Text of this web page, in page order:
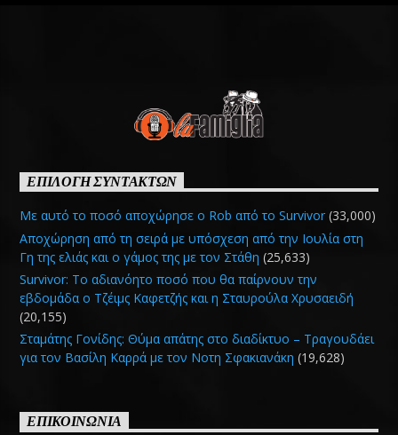
ΕΠΙΛΟΓΗ ΣΥΝΤΑΚΤΩΝ
Με αυτό το ποσό αποχώρησε ο Rob από το Survivor (33,000)
Αποχώρηση από τη σειρά με υπόσχεση από την Ιουλία στη
Γη της ελιάς και ο γάμος της με τον Στάθη (25,633)
Survivor: Το αδιανόητο ποσό που θα παίρνουν την
εβδομάδα ο Τζέιμς Καφετζής και η Σταυρούλα Χρυσαειδή
(20,155)
Σταμάτης Γονίδης: Θύμα απάτης στο διαδίκτυο – Τραγουδάει
για τον Βασίλη Καρρά με τον Νοτη Σφακιανάκη (19,628)
ΕΠΙΚΟΙΝΩΝΙΑ